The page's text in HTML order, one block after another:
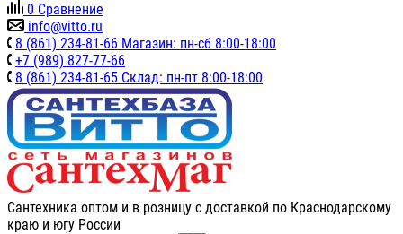
0 Сравнение
info@vitto.ru
8 (861) 234-81-66 Магазин: пн-сб 8:00-18:00
+7 (989) 827-77-66
8 (861) 234-81-65 Склад: пн-пт 8:00-18:00
Сантехника оптом и в розницу с доставкой по Краснодарскому
краю и югу России